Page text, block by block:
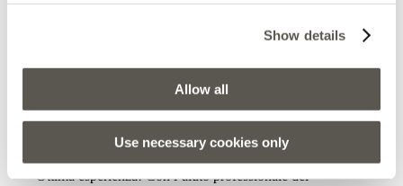
Show details
Allow all
Use necessary cookies only
Tatiana Sviridova
Ottima esperienza! Con l’aiuto professionale del